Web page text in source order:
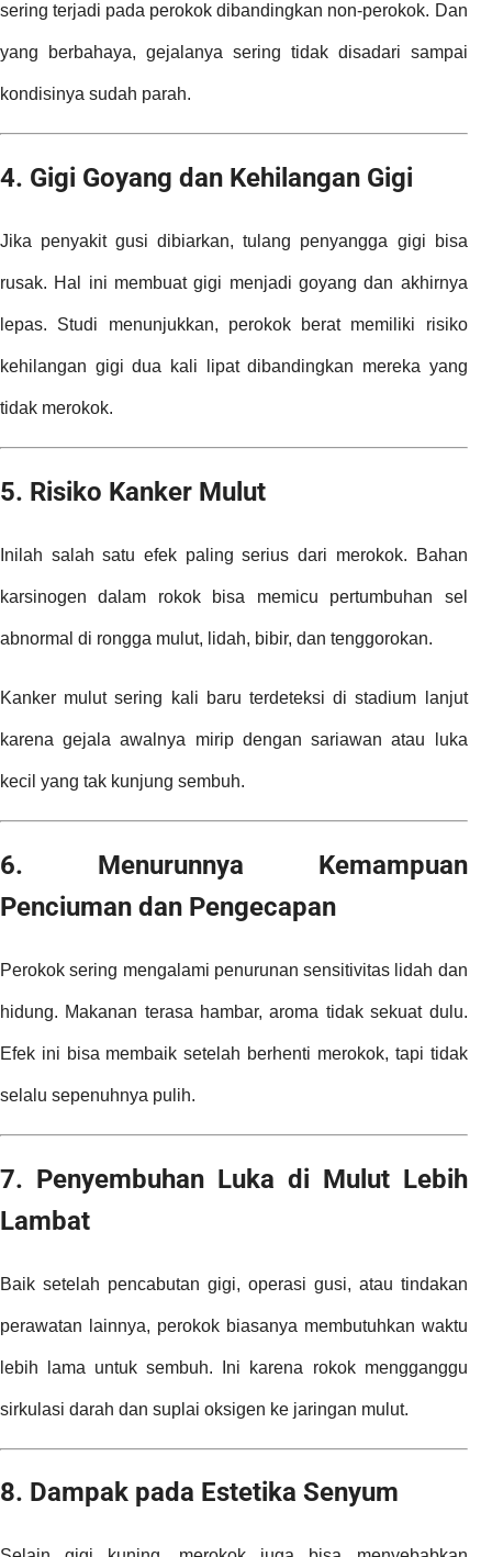
sering terjadi pada perokok dibandingkan non-perokok. Dan
yang berbahaya, gejalanya sering tidak disadari sampai
kondisinya sudah parah.
4. Gigi Goyang dan Kehilangan Gigi
Jika penyakit gusi dibiarkan, tulang penyangga gigi bisa
rusak. Hal ini membuat gigi menjadi goyang dan akhirnya
lepas. Studi menunjukkan, perokok berat memiliki risiko
kehilangan gigi dua kali lipat dibandingkan mereka yang
tidak merokok.
5. Risiko Kanker Mulut
Inilah salah satu efek paling serius dari merokok. Bahan
karsinogen dalam rokok bisa memicu pertumbuhan sel
abnormal di rongga mulut, lidah, bibir, dan tenggorokan.
Kanker mulut sering kali baru terdeteksi di stadium lanjut
karena gejala awalnya mirip dengan sariawan atau luka
kecil yang tak kunjung sembuh.
6. Menurunnya Kemampuan
Penciuman dan Pengecapan
Perokok sering mengalami penurunan sensitivitas lidah dan
hidung. Makanan terasa hambar, aroma tidak sekuat dulu.
Efek ini bisa membaik setelah berhenti merokok, tapi tidak
selalu sepenuhnya pulih.
7. Penyembuhan Luka di Mulut Lebih
Lambat
Baik setelah pencabutan gigi, operasi gusi, atau tindakan
perawatan lainnya, perokok biasanya membutuhkan waktu
lebih lama untuk sembuh. Ini karena rokok mengganggu
sirkulasi darah dan suplai oksigen ke jaringan mulut.
8. Dampak pada Estetika Senyum